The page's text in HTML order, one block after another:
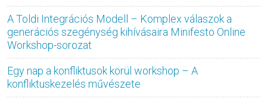
A Toldi Integrációs Modell – Komplex válaszok a
generációs szegénység kihívásaira Minifesto Online
Workshop-sorozat
Egy nap a konfliktusok körül workshop – A
konfliktuskezelés művészete